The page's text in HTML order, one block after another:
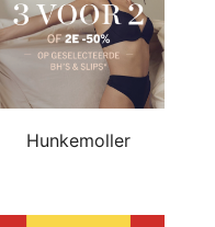
Hunkemoller